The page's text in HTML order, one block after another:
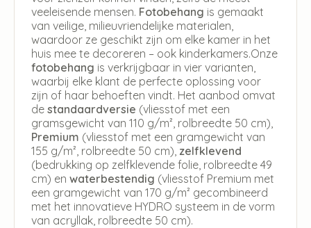
veeleisende mensen. Fotobehang is gemaakt
van veilige, milieuvriendelijke materialen,
waardoor ze geschikt zijn om elke kamer in het
huis mee te decoreren – ook kinderkamers.Onze
fotobehang is verkrijgbaar in vier varianten,
waarbij elke klant de perfecte oplossing voor
zijn of haar behoeften vindt. Het aanbod omvat
de standaardversie (vliesstof met een
gramsgewicht van 110 g/m², rolbreedte 50 cm),
Premium (vliesstof met een gramgewicht van
155 g/m², rolbreedte 50 cm), zelfklevend
(bedrukking op zelfklevende folie, rolbreedte 49
cm) en waterbestendig (vliesstof Premium met
een gramgewicht van 170 g/m² gecombineerd
met het innovatieve HYDRO systeem in de vorm
van acryllak, rolbreedte 50 cm).